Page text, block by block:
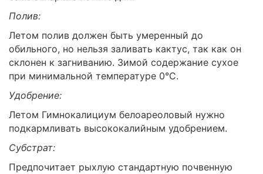
Полив:
Летом полив должен быть умеренный до
обильного, но нельзя заливать кактус, так как он
склонен к загниванию. Зимой содержание сухое
при минимальной температуре 0°C.
Удобрение:
Летом Гимнокалициум белоареоловый нужно
подкармливать высококалийным удобрением.
Субстрат:
Предпочитает рыхлую стандартную почвенную